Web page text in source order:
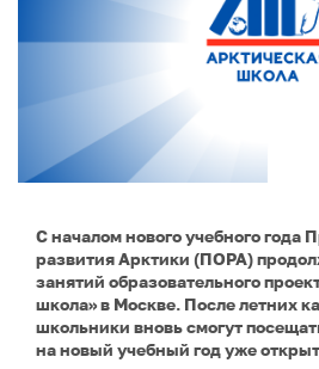
С началом нового учебного года
развития Арктики (ПОРА)
занятий образовательного
школа» в Москве. После летних
школьники вновь смогут
на новый учебный год уже